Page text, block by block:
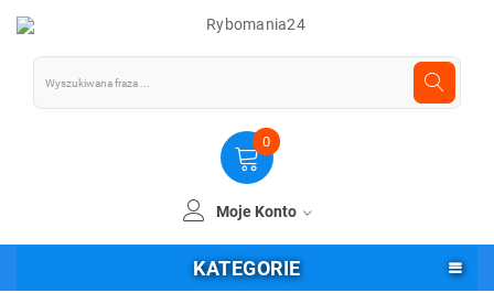
0
Moje Konto
KATEGORIE